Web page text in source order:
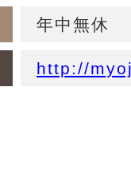
年中無休
http://